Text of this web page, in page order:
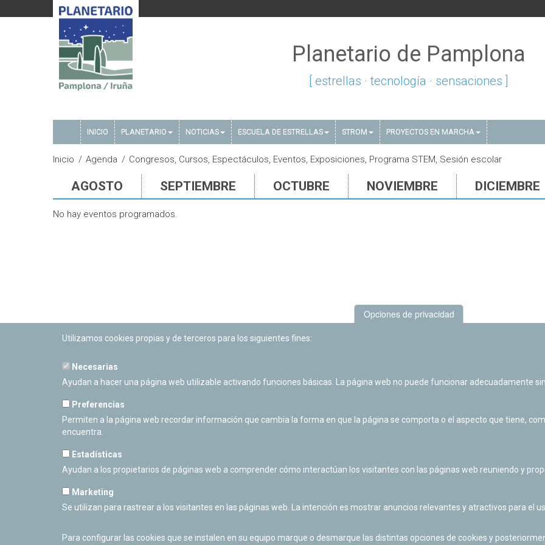
Planetario de Pamplona
[ estrellas · tecnología · sensaciones ]
INICIO PLANETARIO NOTICIAS ESCUELA DE ESTRELLAS STROM PROYECTOS EN MARCHA
Inicio Agenda Congresos, Cursos, Espectáculos, Eventos, Exposiciones, Programa STEM, Sesión escolar
AGOSTO SEPTIEMBRE OCTUBRE NOVIEMBRE DICIEMBRE
No hay eventos programados.
PLANETARIO DE PAMPLONA
Calle Sancho RamÃ­rez, s/n
Cerrado Temporalmente
Opciones de privacidad
Utilizamos cookies propias y de terceros para los siguientes fines:
Necesarias
Ayudan a hacer una página web utilizable activando funciones básicas. La página web no puede funcionar adecuadamente
Preferencias
Permiten a la página web recordar información que cambia la forma en que la página se comporta o el aspecto que tiene,
encuentra.
Estadísticas
Ayudan a los propietarios de páginas web a comprender cómo interactúan los visitantes con las páginas web reuniendo y
Marketing
Se utilizan para rastrear a los visitantes en las páginas web. La intención es mostrar anuncios relevantes y atractivos para el
Para configurar las cookies que se instalen en su equipo marque o desmarque las distintas opciones de cookies y